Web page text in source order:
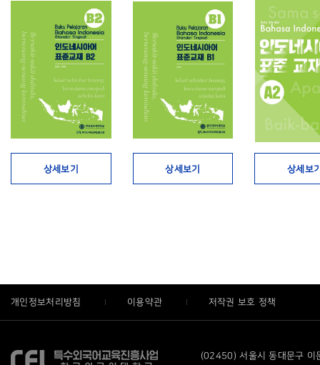
상세보기 상세보기 상세보
개인정보처리방침 이용약관 저작권 보호 정책
(02450) 서울시 동대문구